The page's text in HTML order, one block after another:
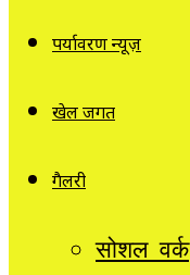
पर्यावरण न्यूज़
खेल जगत
गैलरी
सोशल वर्क